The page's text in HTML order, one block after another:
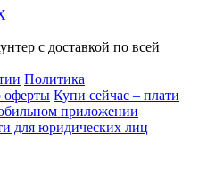
с доставкой по всей
Политика
оферты Купи сейчас – плати
приложении
для юридических лиц